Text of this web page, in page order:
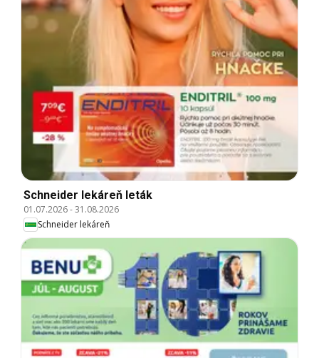
Schneider lekáreň leták
01.07.2026-31.08.2026
Schneider lekáreň